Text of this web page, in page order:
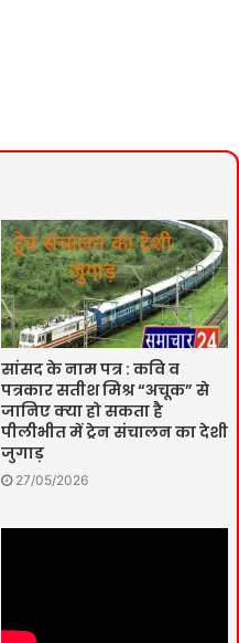
सांसद के नाम पत्र : कवि व
पत्रकार सतीश मिश्र “अचूक” से
जानिए क्या हो सकता है
पीलीभीत में ट्रेन संचालन का देशी
जुगाड़
27/05/2026